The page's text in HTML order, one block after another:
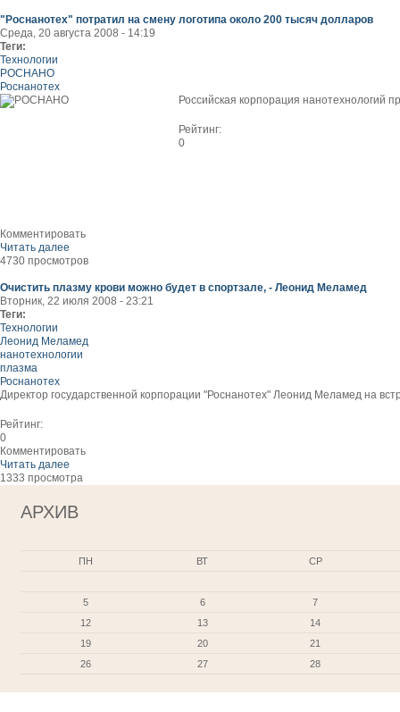
"Роснанотех" потратил на смену логотипа около 200 тысяч долларов
Среда, 20 августа 2008 - 14:19
Теги:
Технологии
РОСНАНО
Роснанотех
Российская корпорация нанотехнологий
Рейтинг:
0
Комментировать
Читать далее
4730 просмотров
Очистить плазму крови можно будет в спортзале, - Леонид Меламед
Вторник, 22 июля 2008 - 23:21
Теги:
Технологии
Леонид Меламед
нанотехнологии
плазма
Роснанотех
Директор государственной корпорации "Роснанотех" Леонид Меламед на
Рейтинг:
0
Комментировать
Читать далее
1333 просмотра
АРХИВ
ПН ВТ СР
5 6
7
12
13
14
19
20
21
26
27 28